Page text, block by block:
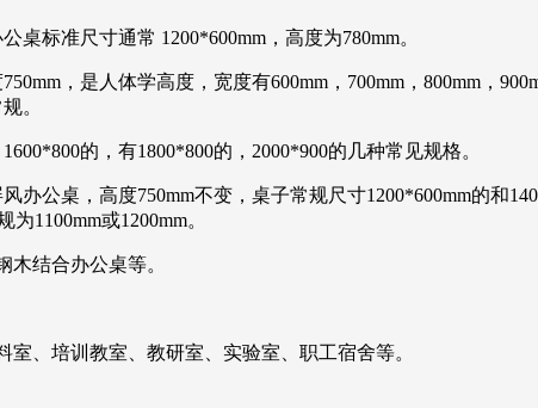
标准尺寸通常 1200*600mm，高度为780mm。
，是人体学高度，宽度有600mm，700mm，800mm，
。
的，有1800*800的，2000*900的几种常见规格。
公桌，高度750mm不变，桌子常规尺寸1200*600mm的和
1100mm或1200mm。
结合办公桌等。
、培训教室、教研室、实验室、职工宿舍等。